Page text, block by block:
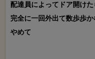
配達員によってドア開け
完全に一回外出て数歩歩
やめて